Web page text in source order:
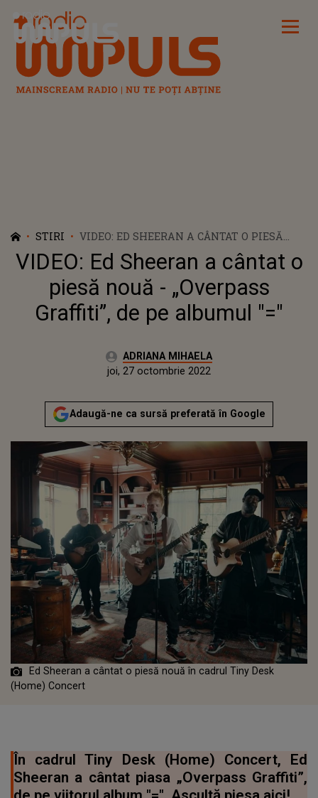
Radio Impuls
STIRI
VIDEO: ED SHEERAN A CÂNTAT O PIESĂ
NOUĂ - „OVERPASS GRAFFITI”, DE PE
ALBUMUL "="
VIDEO: Ed Sheeran a cântat o
piesă nouă - „Overpass
Graffiti”, de pe albumul "="
Autor:ADRIANA MIHAELA
miercuri, 27 octombrie 2021
Actualizat:
joi, 27 octombrie 2022
Adaugă-ne ca sursă preferată în Google
Ed Sheeran a cântat o piesă nouă în cadrul Tiny Desk
(Home) Concert
În cadrul Tiny Desk (Home) Concert, Ed
Sheeran a cântat piasa „Overpass Graffiti”,